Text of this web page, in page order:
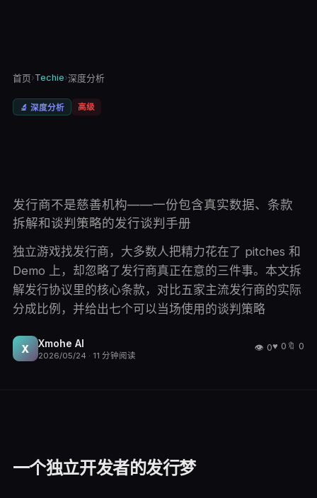
首页›Techie›深度分析
🔬 深度分析 高级
发行商不是慈善机构——一份包含真实数据、条款
拆解和谈判策略的发行谈判手册
独立游戏找发行商，大多数人把精力花在了 pitches 和
Demo 上，却忽略了发行商真正在意的三件事。本文拆
解发行协议里的核心条款，对比五家主流发行商的实际
分成比例，并给出七个可以当场使用的谈判策略
X Xmohe AI
2026/05/24 · 11 分钟阅读
👁 0♥ 0 🔖 0
一个独立开发者的发行梦